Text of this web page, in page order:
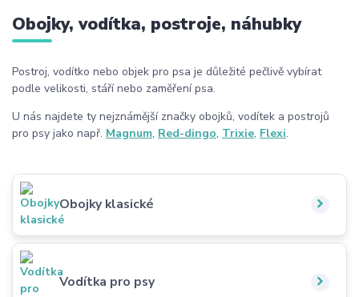
Obojky, vodítka, postroje, náhubky
Postroj, vodítko nebo objek pro psa je důležité pečlivě vybírat
podle velikosti, stáří nebo zaměření psa.
U nás najdete ty nejznámější značky obojků, vodítek a postrojů
pro psy jako např. Magnum, Red-dingo, Trixie, Flexi.
Obojky klasické
Vodítka pro psy